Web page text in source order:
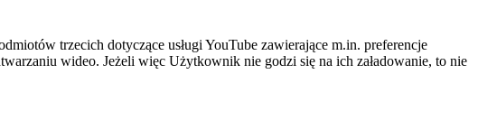
trzecich dotyczące usługi YouTube zawierające m.in. preferencje
wideo. Jeżeli więc Użytkownik nie godzi się na ich załadowanie, to nie